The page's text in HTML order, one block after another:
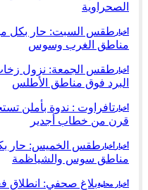
الصحراوية
أخبار طقس السبت: حار بكل
مناطق الغرب وسوس
أخبار طقس الجمعة: نزول
البرد فوق مناطق الأطلس
أخبار تافراوت : ندوة بأملن
قرن من خطاب أجدير
أخبار أخبار طقس الخميس: ﺣﺎﺭ
مناطق سوس والشياظمة
أخبار محليةبلاغ صحفي: انطلاق